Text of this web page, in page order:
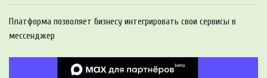
Платформа позволяет бизнесу интегрировать свои сервисы в
мессенджер